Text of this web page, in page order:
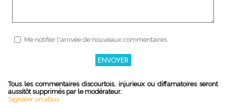
Me notifier l'arrivée de nouveaux commentaires
Tous les commentaires discourtois, injurieux ou diffamatoires seront
aussitôt supprimés par le modérateur.
Signaler un abus